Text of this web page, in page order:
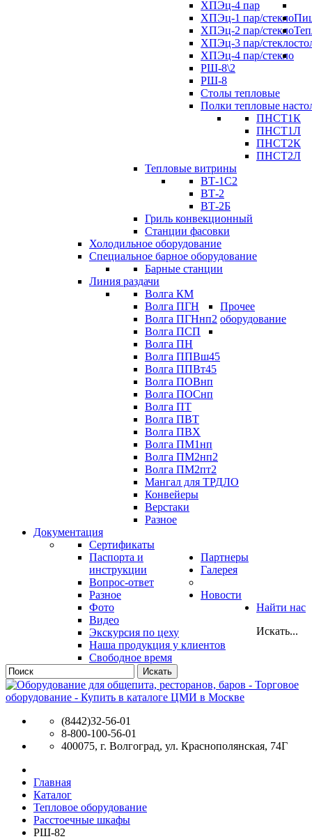
ХПЭц-4 пар
ХПЭц-1 пар/стекло
ХПЭц-2 пар/стекло
ХПЭц-3 пар/стекло
ХПЭц-4 пар/стекло
РШ-8\2
РШ-8
Столы тепловые
Полки тепловые
ПНСТ1К
ПНСТ1Л
ПНСТ2К
ПНСТ2Л
Тепловые витрины
ВТ-1С2
ВТ-2
ВТ-2Б
Гриль конвекционный
Станции фасовки
Холодильное оборудование
Специальное барное оборудование
Барные станции
Линия раздачи
Волга КМ
Волга ПГН
Волга ПГНнп2
Волга ПСП
Волга ПН
Волга ППВш45
Волга ППВт45
Волга ПОВнп
Волга ПОСнп
Волга ПТ
Волга ПВТ
Волга ПВХ
Волга ПМ1нп
Волга ПМ2нп2
Волга ПМ2пт2
Прочее
оборудование
Мангал для ТРДЛО
Конвейеры
Верстаки
Разное
Документация
Сертификаты
Паспорта и
инструкции
Вопрос-ответ
Разное
Партнеры
Галерея
Фото
Видео
Экскурсия по цеху
Наша продукция у клиентов
Свободное время
Новости
Найти нас
Искать...
Искать
(8442)32-56-01
8-800-100-56-01
400075, г. Волгоград, ул. Краснополянская, 74Г
Главная
Каталог
Тепловое оборудование
Расстоечные шкафы
РШ-82